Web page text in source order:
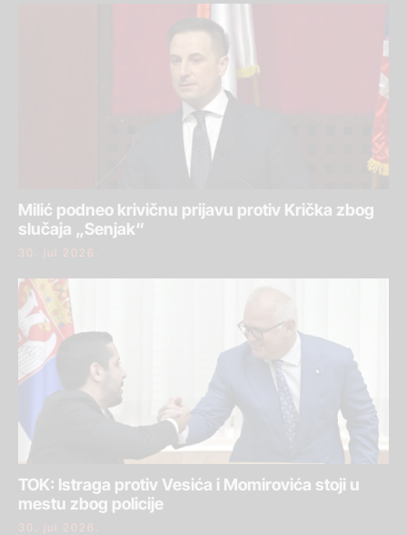
Milić podneo krivičnu prijavu protiv Krička zbog
slučaja „Senjak“
30. jul 2026.
TOK: Istraga protiv Vesića i Momirovića stoji u
mestu zbog policije
30. jul 2026.